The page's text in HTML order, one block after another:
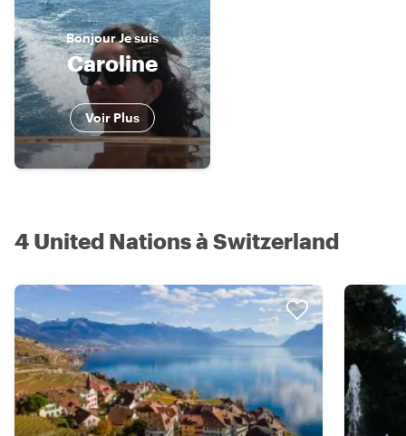
BonjourJe suis
Caroline
Voir Plus
4 United Nations à Switzerland